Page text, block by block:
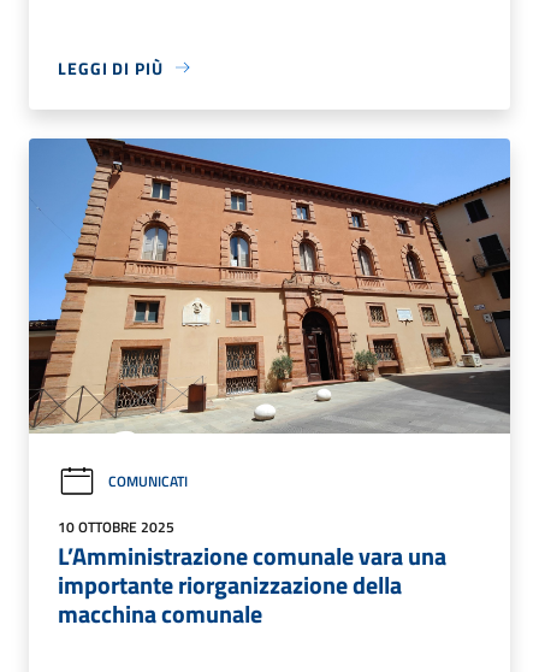
LEGGI DI PIÙ
COMUNICATI
10 OTTOBRE 2025
L’Amministrazione comunale vara una
importante riorganizzazione della
macchina comunale